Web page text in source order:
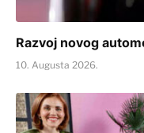
Razvoj novog
10. Augusta 2026.